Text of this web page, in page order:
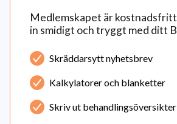
Medlemskapet är
in smidigt och tryggt med ditt
Skräddarsytt nyhetsbrev
Kalkylatorer och blanketter
Skriv ut behandlingsöversikter